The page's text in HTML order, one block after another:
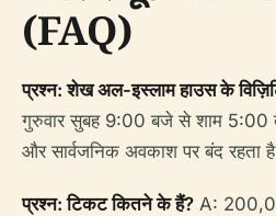
(FAQ)
प्रश्न: शेख अल-इस्लाम हाउस के
गुरुवार सुबह 9:00 बजे से शाम
और सार्वजनिक अवकाश पर बंद रहता
प्रश्न: टिकट कितने के हैं? A: